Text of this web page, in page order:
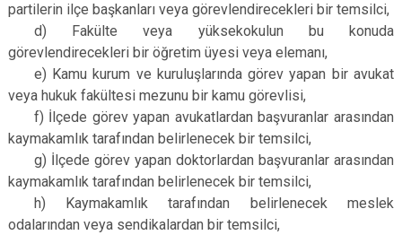
partilerin ilçe başkanları veya görevlendirecekleri bir temsilci,
d) Fakülte veya yüksekokulun bu konuda
görevlendirecekleri bir öğretim üyesi veya elemanı,
e) Kamu kurum ve kuruluşlarında görev yapan bir avukat
veya hukuk fakültesi mezunu bir kamu görevlisi,
f) İlçede görev yapan avukatlardan başvuranlar arasından
kaymakamlık tarafından belirlenecek bir temsilci,
g) İlçede görev yapan doktorlardan başvuranlar arasından
kaymakamlık tarafından belirlenecek bir temsilci,
h) Kaymakamlık tarafından belirlenecek meslek
odalarından veya sendikalardan bir temsilci,